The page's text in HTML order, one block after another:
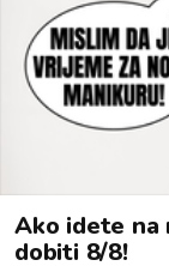
Ako idete na
dobiti 8/8!